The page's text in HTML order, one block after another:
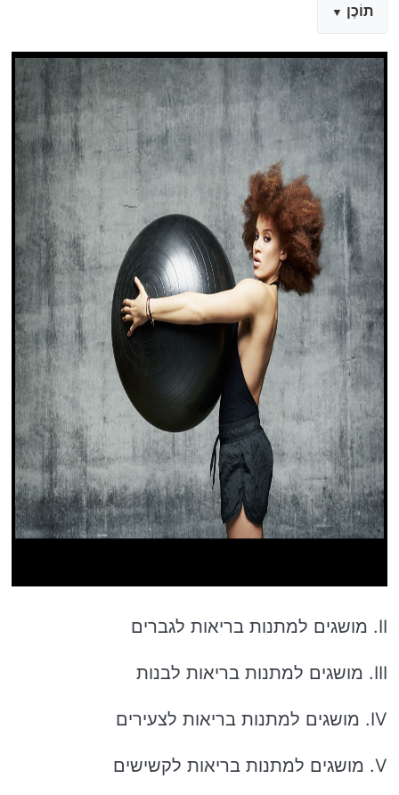
תוֹכֶן
II. מושגים למתנות בריאות לגברים
III. מושגים למתנות בריאות לבנות
IV. מושגים למתנות בריאות לצעירים
V. מושגים למתנות בריאות לקשישים